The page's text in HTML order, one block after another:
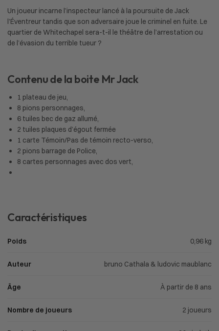
Un joueur incarne l’inspecteur lancé à la poursuite de Jack
l’Éventreur tandis que son adversaire joue le criminel en fuite. Le
quartier de Whitechapel sera-t-il le théâtre de l’arrestation ou
de l’évasion du terrible tueur ?
Contenu de la boite Mr Jack
1 plateau de jeu,
8 pions personnages,
6 tuiles bec de gaz allumé,
2 tuiles plaques d’égout fermée
1 carte Témoin/Pas de témoin recto-verso,
2 pions barrage de Police,
8 cartes personnages avec dos vert,
Caractéristiques
Poids 0,96 kg
Auteur bruno Cathala & ludovic maublanc
Âge À partir de 8 ans
Nombre de joueurs 2 joueurs